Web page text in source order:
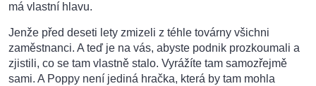
má vlastní hlavu.
Jenže před deseti lety zmizeli z téhle továrny všichni
zaměstnanci. A teď je na vás, abyste podnik prozkoumali a
zjistili, co se tam vlastně stalo. Vyrážíte tam samozřejmě
sami. A Poppy není jediná hračka, která by tam mohla